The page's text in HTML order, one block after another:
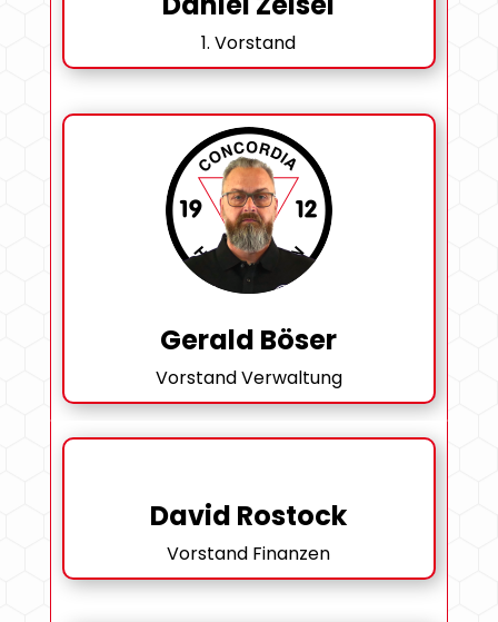
1. Vorstand
Gerald Böser
Vorstand Verwaltung
David Rostock
Vorstand Finanzen